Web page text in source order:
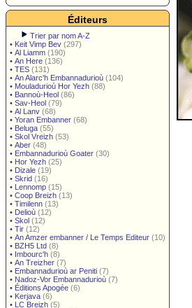
Éditeurs
Trier par nom A-Z
• Keit Vimp Bev (297)
• Al Liamm (190)
• An Here (136)
• TES (131)
• An Alarc'h Embannadurioù (104)
• Mouladurioù Hor Yezh (88)
• Bannoù-Heol (86)
• Sav-Heol (79)
• Al Lanv (68)
• Yoran Embanner (68)
• Beluga (55)
• Skol Vreizh (53)
• Aber (48)
• Embannadurioù Goater (30)
• Hor Yezh (25)
• Dizale (19)
• Skrid (16)
• Lennomp (15)
• Coop Breizh (13)
• Timilenn (13)
• Delioù (12)
• Skol (12)
• Tir (12)
• An Amzer embanner / Le Temps Editeur (10)
• BZH5 Ltd (8)
• Imbourc'h (8)
• An Treizher (7)
• Embannadurioù ar Peniti (7)
• Nadoz-Vor Embannadurioù (7)
• Éditions Apogée (6)
• Kerjava (6)
• LC Breizh (5)